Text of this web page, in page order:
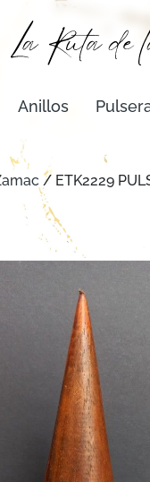
Anillos
/ ETK2229